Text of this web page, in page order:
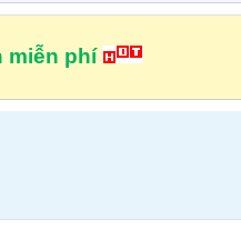
miễn phí